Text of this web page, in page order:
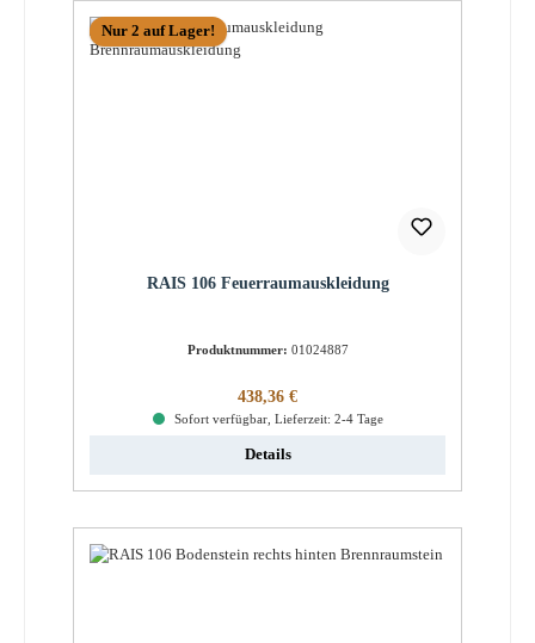
Nur 2 auf Lager!
RAIS 106 Feuerraumauskleidung
Produktnummer: 01024887
Regulärer Preis:
438,36 €
Sofort verfügbar, Lieferzeit: 2-4 Tage
Details